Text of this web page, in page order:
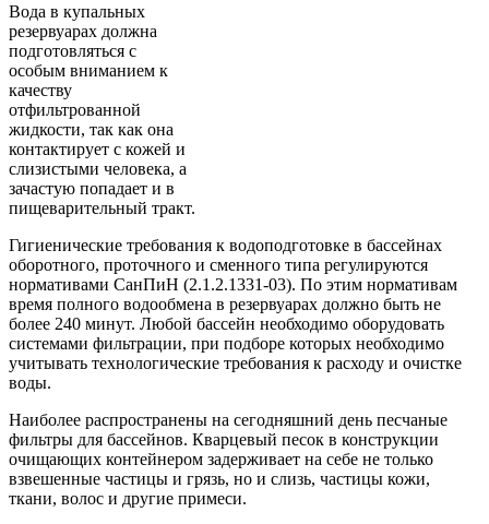
Вода в купальных
резервуарах должна
подготовляться с
особым вниманием к
качеству
отфильтрованной
жидкости, так как она
контактирует с кожей и
слизистыми человека, а
зачастую попадает и в
пищеварительный тракт.
Гигиенические требования к водоподготовке в бассейнах
оборотного, проточного и сменного типа регулируются
нормативами СанПиН (2.1.2.1331-03). По этим нормативам
время полного водообмена в резервуарах должно быть не
более 240 минут. Любой бассейн необходимо оборудовать
системами фильтрации, при подборе которых необходимо
учитывать технологические требования к расходу и очистке
воды.
Наиболее распространены на сегодняшний день песчаные
фильтры для бассейнов. Кварцевый песок в конструкции
очищающих контейнером задерживает на себе не только
взвешенные частицы и грязь, но и слизь, частицы кожи,
ткани, волос и другие примеси.